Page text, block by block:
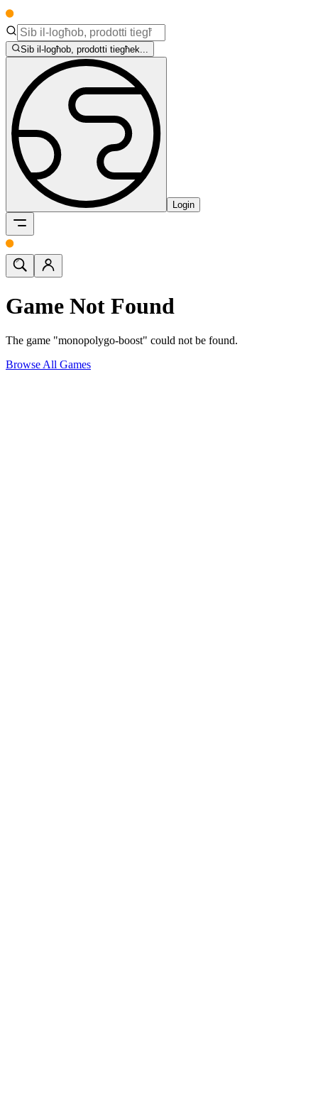
Sib il-logħob, prodotti tiegħek...
Login
Game Not Found
The game "monopolygo-boost" could not be found.
Browse All Games